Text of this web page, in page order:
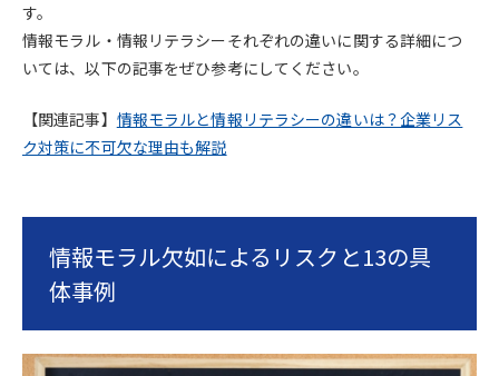
す。
情報モラル・情報リテラシーそれぞれの違いに関する詳細につ
いては、以下の記事をぜひ参考にしてください。
【関連記事】 情報モラルと情報リテラシーの違いは？企業リス
ク対策に不可欠な理由も解説
情報モラル欠如によるリスクと13の具
体事例